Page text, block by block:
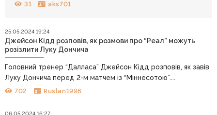
31 aks701
25.05.2024 19:24
Джейсон Кідд розповів, як розмови про “Реал” можуть
розізлити Луку Дончича
Головний тренер “Далласа” Джейсон Кідд розповів, як завів
Луку Дончича перед 2-м матчем із “Міннесотою”....
702 Ruslan1996
06.05.2024 16:27